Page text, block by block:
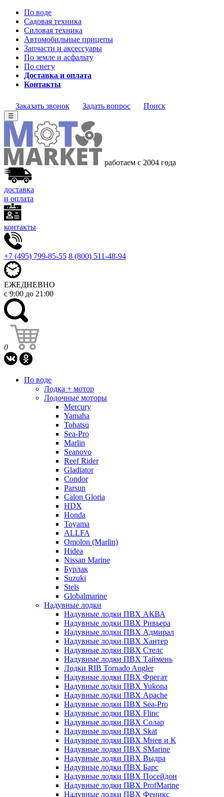
По воде
Садовая техника
Силовая техника
Автомобильные прицепы
Запчасти и аксессуары
По земле и асфальту
По снегу
Доставка и оплата
Контакты
Заказать звонок Задать вопрос Поиск
☰
работаем с 2004 года
доставка
и оплата
контакты
+7 (495) 799-85-55 8 (800) 511-48-94
ЕЖЕДНЕВНО
с 9:00 до 21:00
0
По воде
Лодка + мотор
Лодочные моторы
Mercury
Yamaha
Tohatsu
Sea-Pro
Marlin
Seanovo
Reef Rider
Gladiator
Condor
Parsun
Calon Gloria
HDX
Honda
Toyama
ALLFA
Omolon (Marlin)
Hidea
Nissan Marine
Бурлак
Suzuki
Stels
Globalmarine
Надувные лодки
Надувные лодки ПВХ АКВА
Надувные лодки ПВХ Ривьера
Надувные лодки ПВХ Адмирал
Надувные лодки ПВХ Хантер
Надувные лодки ПВХ Стелс
Надувные лодки ПВХ Таймень
Лодки RIB Tornado Angler
Надувные лодки ПВХ Фрегат
Надувные лодки ПВХ Yukona
Надувные лодки ПВХ Apache
Надувные лодки ПВХ Sea-Pro
Надувные лодки ПВХ Flinc
Надувные лодки ПВХ Солар
Надувные лодки ПВХ Skat
Надувные лодки ПВХ Мнев и К
Надувные лодки ПВХ SMarine
Надувные лодки ПВХ Выдра
Надувные лодки ПВХ Барс
Надувные лодки ПВХ Посейдон
Надувные лодки ПВХ ProfMarine
Надувные лодки ПВХ Феникс